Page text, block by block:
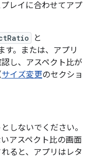
レイに合わせてアプ
と
す。または、アプリ
し、アスペクト比が
サイズ変更のセクショ
しないでください。
アスペクト比の画面
ると、アプリはレタ